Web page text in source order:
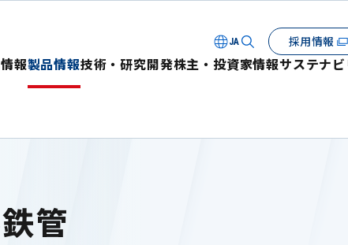
報製品情報技術・研究開発株主・投資家情報サステナビ
JA 採用情報
管